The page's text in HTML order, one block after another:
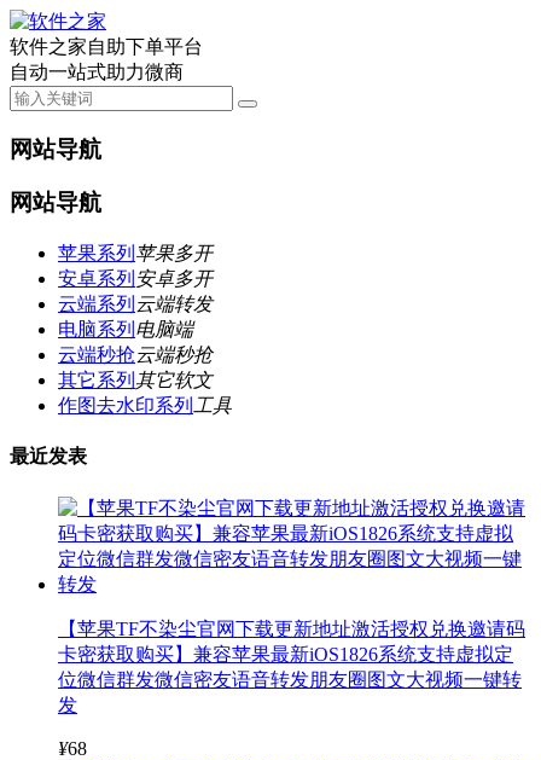
软件之家自助下单平台
自动一站式助力微商
网站导航
网站导航
苹果系列 苹果多开
安卓系列 安卓多开
云端系列 云端转发
电脑系列 电脑端
云端秒抢云端秒抢
其它系列 其它软文
作图去水印系列 工具
最近发表
【苹果TF不染尘官网下载更新地址激活授权兑换邀请码
卡密获取购买】兼容苹果最新iOS1826系统支持虚拟定
位微信群发微信密友语音转发朋友圈图文大视频一键转
发
¥68